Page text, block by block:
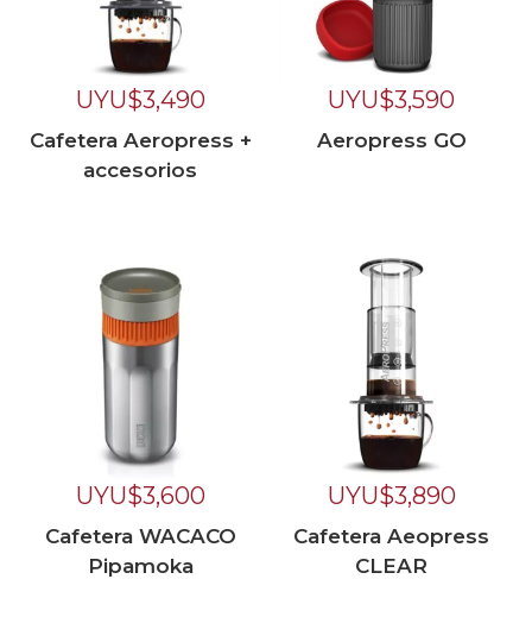
UYU$3,490
Cafetera Aeropress +
accesorios
UYU$3,590
Aeropress GO
UYU$3,600
Cafetera WACACO
Pipamoka
UYU$3,890
Cafetera Aeopress
CLEAR